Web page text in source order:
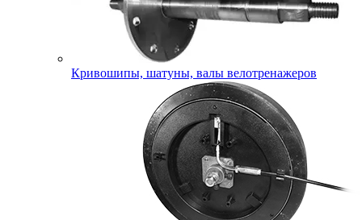
Кривошипы, шатуны, валы велотренажеров